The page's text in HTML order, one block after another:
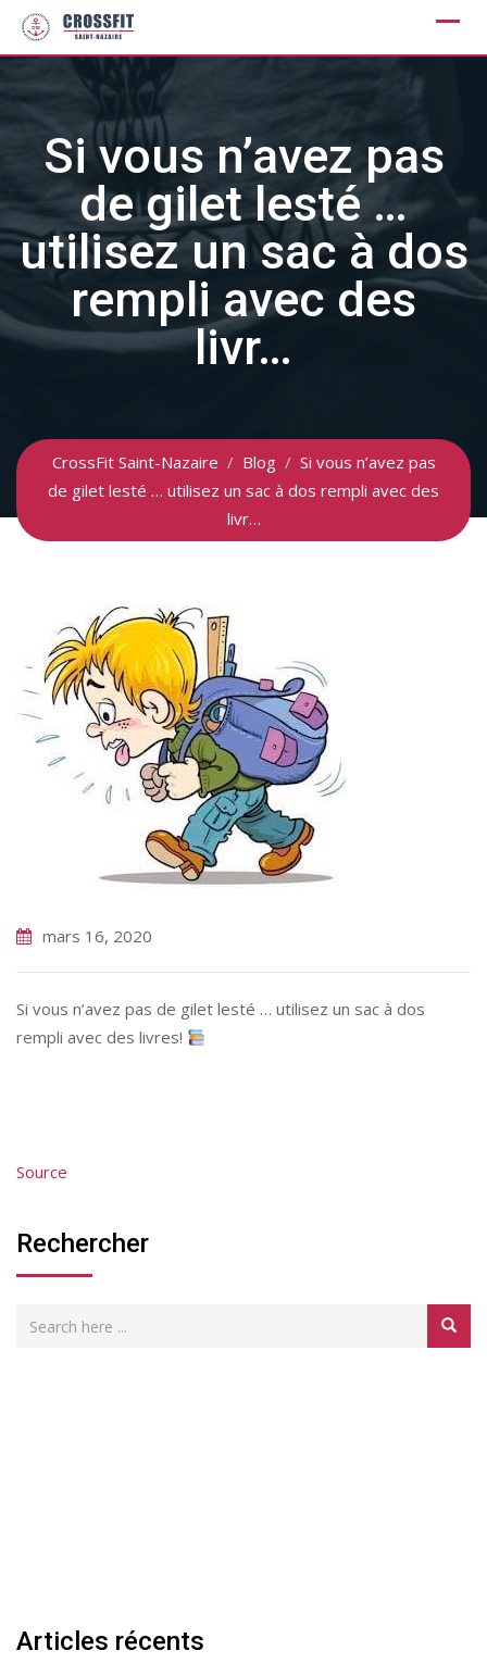
Skip
Si vous n’avez pas
de gilet lesté …
utilisez un sac à dos
rempli avec des
livr…
CrossFit Saint-Nazaire / Blog / Si vous n’avez pas
de gilet lesté … utilisez un sac à dos rempli avec des
livr…
mars 16, 2020
Si vous n’avez pas de gilet lesté … utilisez un sac à dos
rempli avec des livres!
Source
Rechercher
Articles récents